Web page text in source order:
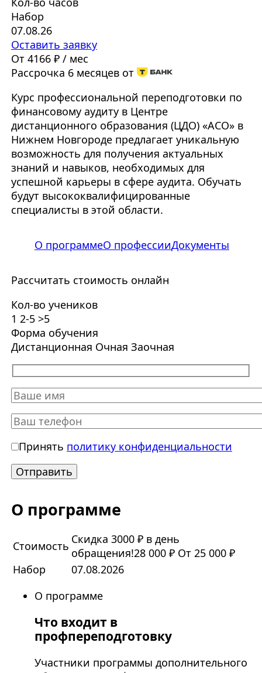
Набор
07.08.26
Оставить заявку
От 4166 ₽ / мес
Рассрочка 6 месяцев от
Курс профессиональной переподготовки по
финансовому аудиту в Центре
дистанционного образования (ЦДО) «АСО» в
Нижнем Новгороде предлагает уникальную
возможность для получения актуальных
знаний и навыков, необходимых для
успешной карьеры в сфере аудита. Обучать
будут высококвалифицированные
специалисты в этой области.
О программеО профессииДокументы
Рассчитать стоимость онлайн
Кол-во учеников
1 2-5 >5
Форма обучения
Дистанционная Очная Заочная
Принять политику конфиденциальности
О программе
Стоимость Скидка 3000 ₽ в день
обращения!28 000 ₽ От 25 000 ₽
Набор
07.08.2026
О программе
Что входит в
профпереподготовку
Участники программы дополнительного